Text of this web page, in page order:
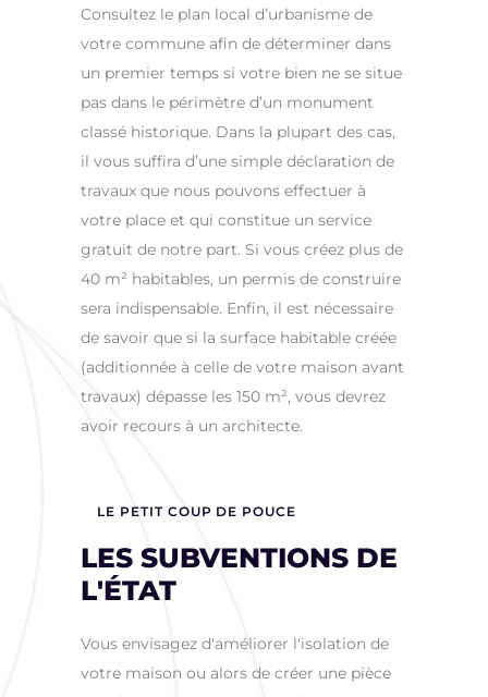
Consultez le plan local d’urbanisme de
votre commune afin de déterminer dans
un premier temps si votre bien ne se situe
pas dans le périmètre d’un monument
classé historique. Dans la plupart des cas,
il vous suffira d’une simple déclaration de
travaux que nous pouvons effectuer à
votre place et qui constitue un service
gratuit de notre part. Si vous créez plus de
40 m² habitables, un permis de construire
sera indispensable. Enfin, il est nécessaire
de savoir que si la surface habitable créée
(additionnée à celle de votre maison avant
travaux) dépasse les 150 m², vous devrez
avoir recours à un architecte.
LE PETIT COUP DE POUCE
LES SUBVENTIONS DE
L'ÉTAT
Vous envisagez d'améliorer l'isolation de
votre maison ou alors de créer une pièce